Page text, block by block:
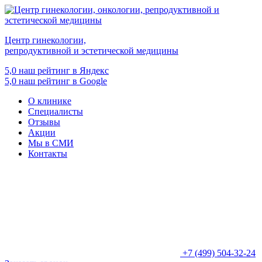
Центр гинекологии,
репродуктивной и эстетической медицины
5,0 наш рейтинг в Яндекс
5,0 наш рейтинг в Google
О клинике
Специалисты
Отзывы
Акции
Мы в СМИ
Контакты
+7 (499) 504-32-24